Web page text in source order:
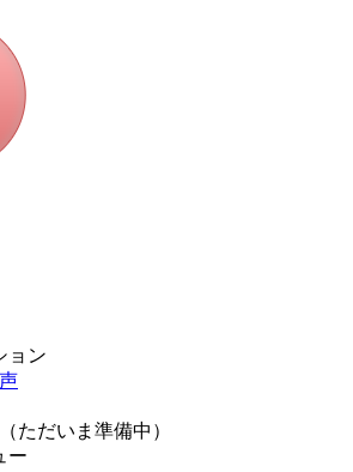
ョン
ただいま準備中）
ー